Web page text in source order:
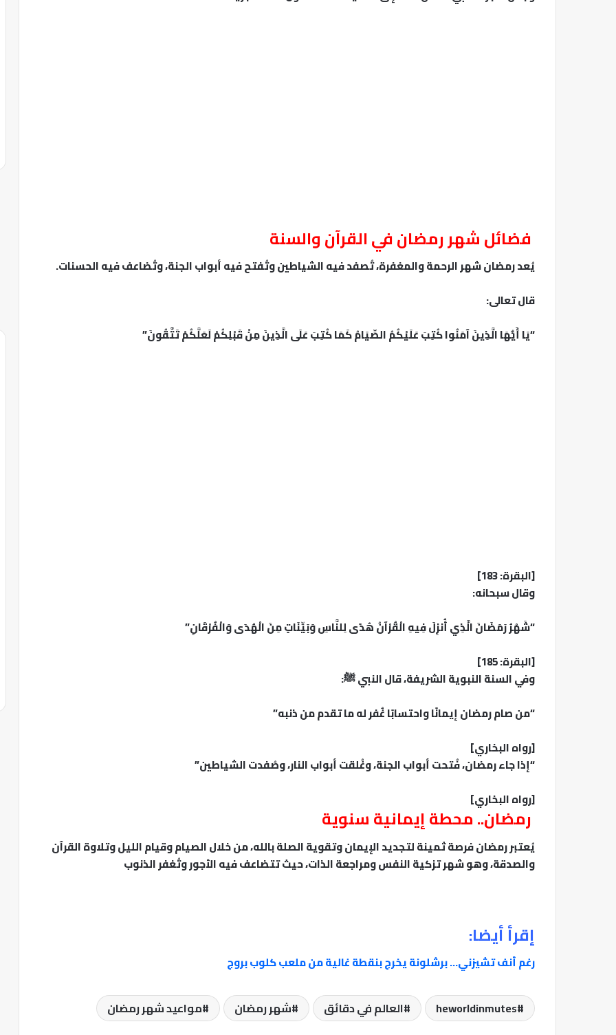
فضائل شهر رمضان في القرآن والسنة
يُعد رمضان شهر الرحمة والمغفرة، تُصفد فيه الشياطين وتُفتح فيه أبواب الجنة، وتُضاعف فيه الحسنات.
قال تعالى:
“يَا أَيُّهَا الَّذِينَ آمَنُوا كُتِبَ عَلَيْكُمُ الصِّيَامُ كَمَا كُتِبَ عَلَى الَّذِينَ مِنْ قَبْلِكُمْ لَعَلَّكُمْ تَتَّقُونَ”
[البقرة: 183]
وقال سبحانه:
“شَهْرُ رَمَضَانَ الَّذِي أُنزِلَ فِيهِ الْقُرْآنُ هُدًى لِلنَّاسِ وَبَيِّنَاتٍ مِنَ الْهُدَى وَالْفُرْقَانِ”
[البقرة: 185]
وفي السنة النبوية الشريفة، قال النبي ﷺ:
“من صام رمضان إيمانًا واحتسابًا غُفر له ما تقدم من ذنبه”
[رواه البخاري]
“إذا جاء رمضان، فُتحت أبواب الجنة، وغُلقت أبواب النار، وصُفدت الشياطين”
[رواه البخاري]
رمضان.. محطة إيمانية سنوية
يُعتبر رمضان فرصة ثمينة لتجديد الإيمان وتقوية الصلة بالله، من خلال الصيام وقيام الليل وتلاوة القرآن
والصدقة، وهو شهر تزكية النفس ومراجعة الذات، حيث تتضاعف فيه الأجور وتُغفر الذنوب
إقرأ أيضا:
رغم أنف تشيزني… برشلونة يخرج بنقطة غالية من ملعب كلوب بروج
heworldinmutes العالم في دقائق شهر رمضان مواعيد شهر رمضان